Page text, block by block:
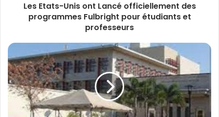
Les Etats-Unis ont Lancé officiellement des
programmes Fulbright pour étudiants et
professeurs